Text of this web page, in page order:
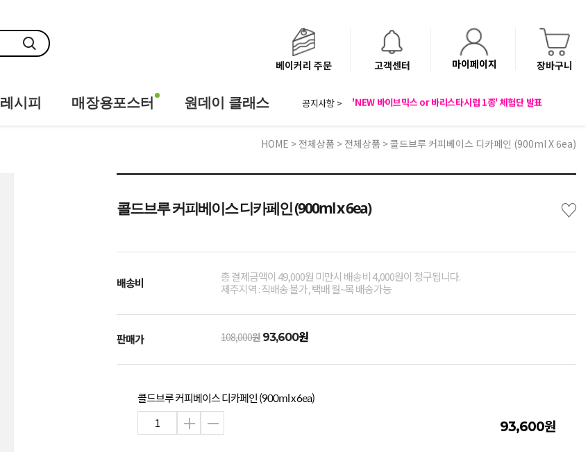
베이커리 주문 고객센터 마이페이지 장바구니
레시피 매장용포스터 원데이 클래스 공지사항 >
8월 광복절 배송안내
HOME > 전체상품 > 전체상품 > 콜드브루 커피베이스 디카페인 (900ml X 6ea)
콜드브루 커피베이스 디카페인 (900ml x 6ea) ♡
배송비
총 결제금액이 49,000원 미만시 배송비 4,000원이 청구됩니다.
제주지역 : 직배송 불가, 택배 월~목 배송가능
판매가 108,000원 93,600원
콜드브루 커피베이스 디카페인 (900ml x 6ea)
93,600원